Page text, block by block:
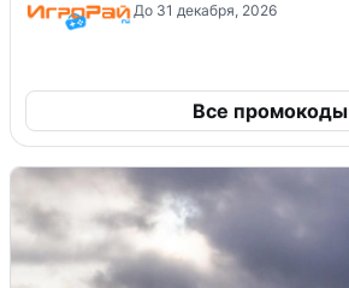
До 31 декабря, 2026
Все промокоды